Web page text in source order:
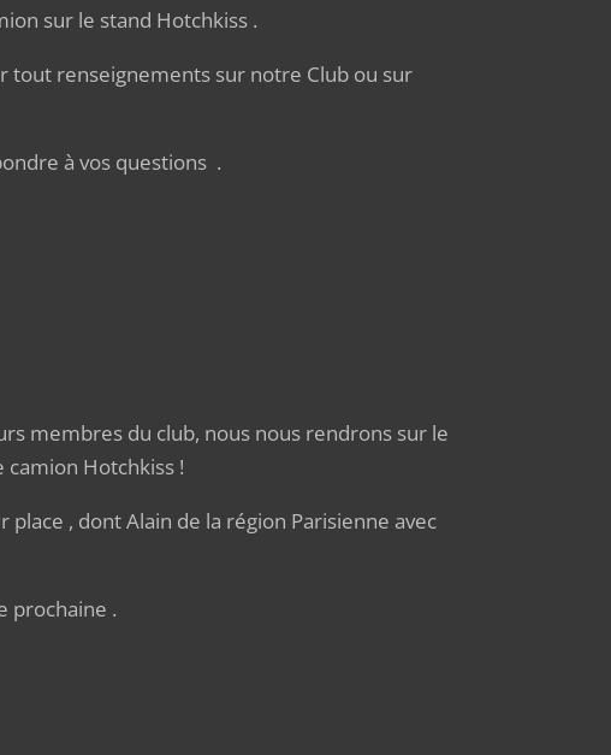
stand Hotchkiss .
tout renseignements sur notre Club ou sur
questions .
du club, nous nous rendrons sur le
Hotchkiss !
, dont Alain de la région Parisienne avec
.